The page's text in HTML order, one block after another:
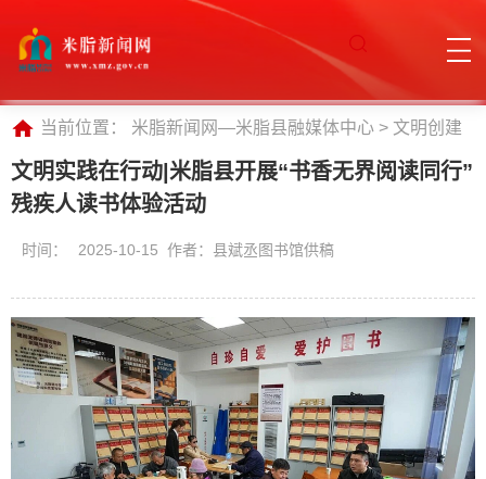
当前位置： 米脂新闻网—米脂县融媒体中心 > 文明创建
文明实践在行动|米脂县开展“书香无界阅读同行”
残疾人读书体验活动
时间： 2025-10-15 作者：县斌丞图书馆供稿